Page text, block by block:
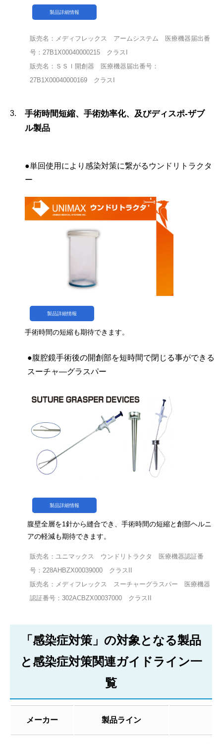
製品詳細情報
販売名：メディフレックス アームシステム 医療機器届出番
号：27B1X00040000215 クラスI
販売名：ＳＳＩ開創器 医療機器届出番号：
27B1X00040000169 クラスI
手術時間短縮、手術効率化、及びディスポ-ザブ
ル製品
●単回使用により感染対策に繋がるウンドリトラクタ
ー
製品詳細情報
手術時間の短縮も期待できます。
●腹腔鏡手術後の開創部を短時間で閉じる事ができる
スーチャ―グラスパー
製品詳細情報
腹壁全層を1針から縫合でき、手術時間の短縮と創部ヘルニ
アの軽減も期待できます。
販売名：ユニマックス ウンドリトラクタ 医療機器認証番
号：228AHBZX00039000 クラスII
販売名：メディフレックス スーチャーグラスパー 医療機器
認証番号：302ACBZX00037000 クラスII
「感染症対策」の対象となる製品
と感染症対策関連ガイドライン一
覧
メーカー 製品ライン